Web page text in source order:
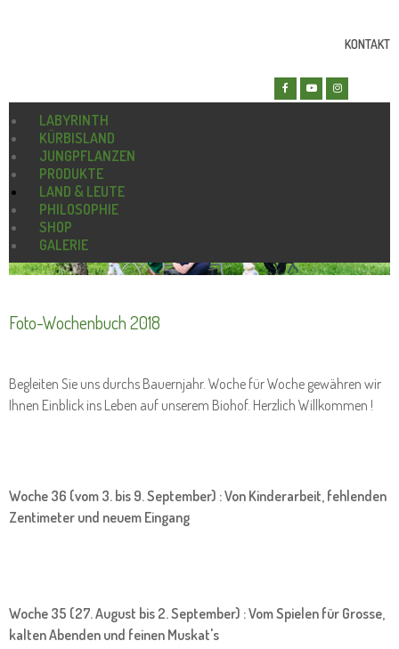
KONTAKT
LABYRINTH
KÜRBISLAND
JUNGPFLANZEN
PRODUKTE
LAND & LEUTE
PHILOSOPHIE
SHOP
GALERIE
Foto-Wochenbuch 2018
Begleiten Sie uns durchs Bauernjahr. Woche für Woche gewähren wir
Ihnen Einblick ins Leben auf unserem Biohof. Herzlich Willkommen !
Woche 36 (vom 3. bis 9. September) : Von Kinderarbeit, fehlenden
Zentimeter und neuem Eingang
Woche 35 (27. August bis 2. September) : Vom Spielen für Grosse,
kalten Abenden und feinen Muskat's